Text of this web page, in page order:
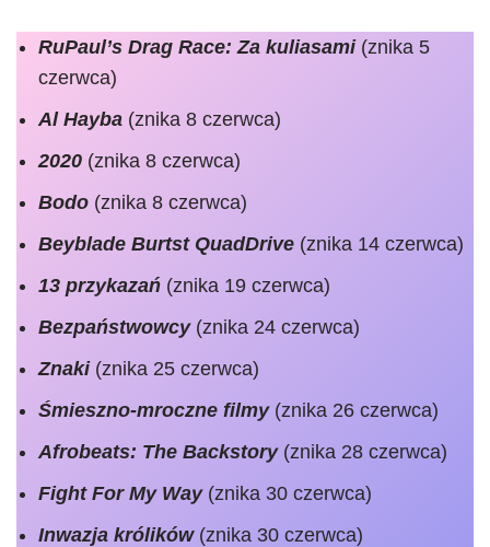
RuPaul’s Drag Race: Za kuliasami(znika 5
czerwca)
Al Hayba (znika 8 czerwca)
2020 (znika 8 czerwca)
Bodo (znika 8 czerwca)
Beyblade Burtst QuadDrive (znika 14 czerwca)
13 przykazań (znika 19 czerwca)
Bezpaństwowcy (znika 24 czerwca)
Znaki(znika 25 czerwca)
Śmieszno-mroczne filmy (znika 26 czerwca)
Afrobeats: The Backstory (znika 28 czerwca)
Fight For My Way (znika 30 czerwca)
Inwazja królików (znika 30 czerwca)